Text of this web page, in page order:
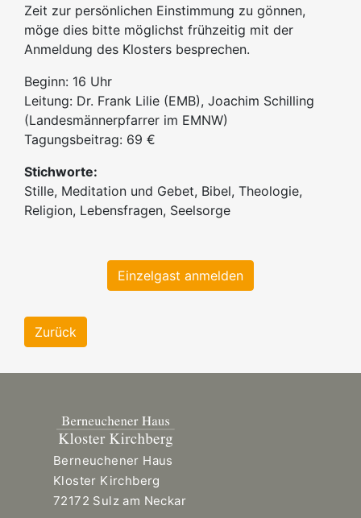
Zeit zur persönlichen Einstimmung zu gönnen,
möge dies bitte möglichst frühzeitig mit der
Anmeldung des Klosters besprechen.
Beginn: 16 Uhr
Leitung: Dr. Frank Lilie (EMB), Joachim Schilling
(Landesmännerpfarrer im EMNW)
Tagungsbeitrag: 69 €
Stichworte:
Stille, Meditation und Gebet, Bibel, Theologie,
Religion, Lebensfragen, Seelsorge
Einzelgast anmelden
Zurück
Berneuchener Haus
Kloster Kirchberg
72172 Sulz am Neckar